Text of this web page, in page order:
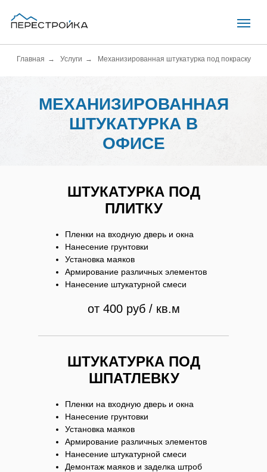
Главная → Услуги → Механизированная штукатурка под покраску
МЕХАНИЗИРОВАННАЯ
ШТУКАТУРКА В
ОФИСЕ
ШТУКАТУРКА ПОД
ПЛИТКУ
Пленки на входную дверь и окна
Нанесение грунтовки
Установка маяков
Армирование различных элементов
Нанесение штукатурной смеси
от 400 руб / кв.м
ШТУКАТУРКА ПОД
ШПАТЛЕВКУ
Пленки на входную дверь и окна
Нанесение грунтовки
Установка маяков
Армирование различных элементов
Нанесение штукатурной смеси
Демонтаж маяков и заделка штроб